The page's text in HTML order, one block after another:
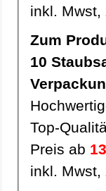
inkl. Mwst,
Zum
10 Staubsaugerbeutel, Staubbeutel Y18Mic pro
Top-
Preis ab
inkl. Mwst,